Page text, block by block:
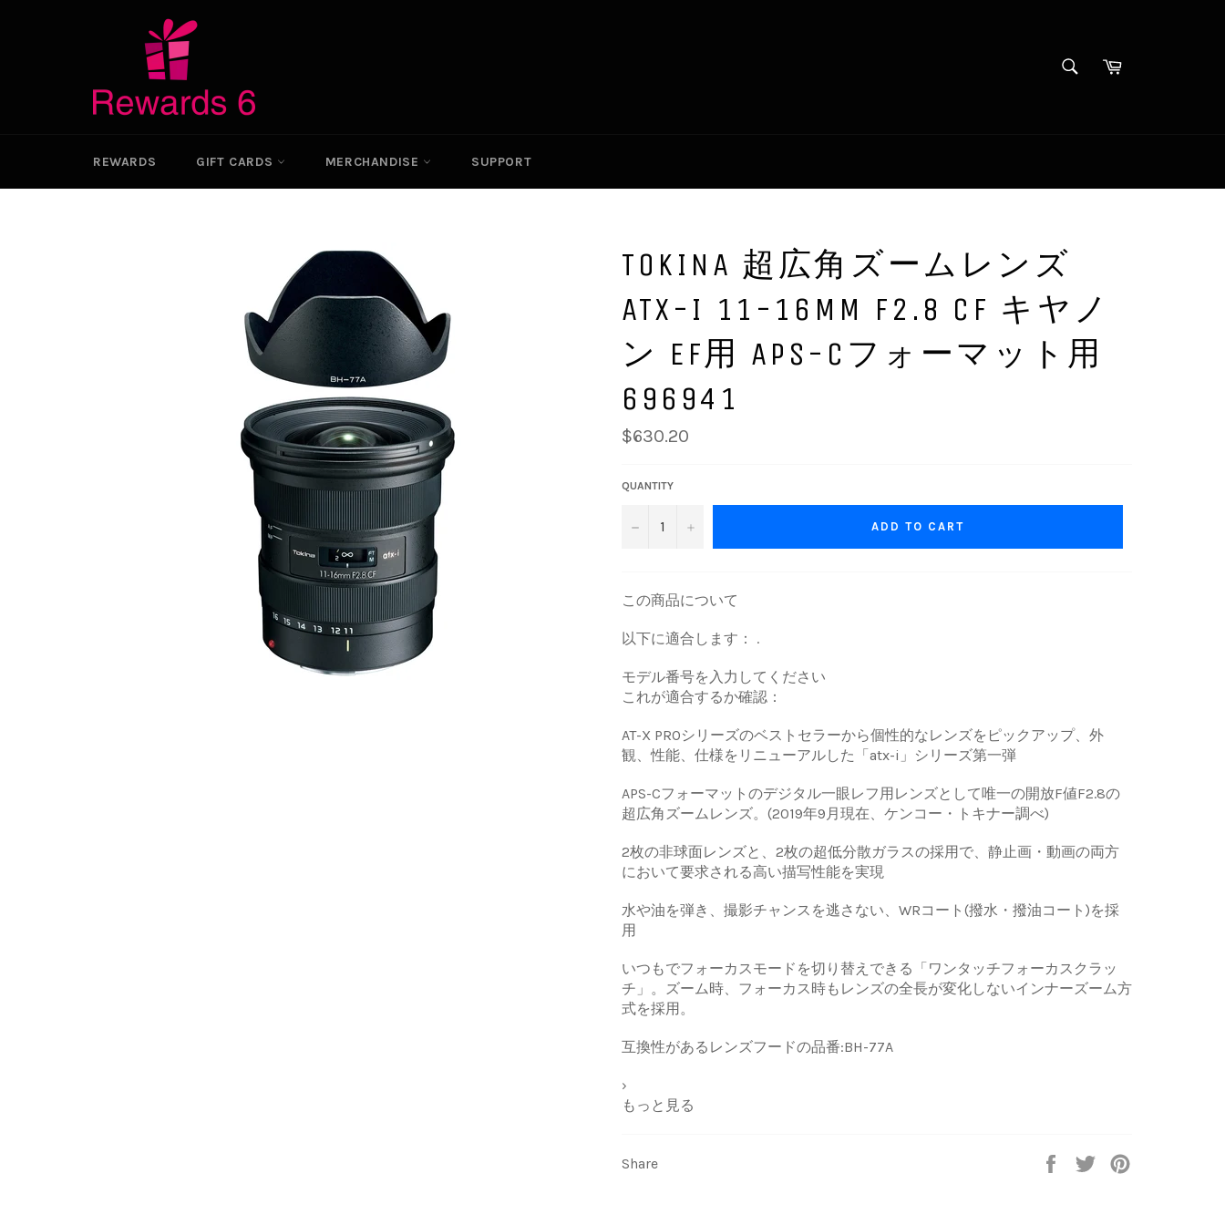
SEARCHCart
REWARDS GIFT CARDS MERCHANDISE SUPPORT
TOKINA 超広角ズームレンズ
ATX-I 11-16MM F2.8 CF キヤノ
ン EF用 APS-Cフォーマット用
696941
Regular
price
$630.20
QUANTITY
− + ADD TO CART
この商品について
以下に適合します： .
モデル番号を入力してください
これが適合するか確認：
AT-X PROシリーズのベストセラーから個性的なレンズをピックアップ、外
観、性能、仕様をリニューアルした「atx-i」シリーズ第一弾
APS-Cフォーマットのデジタル一眼レフ用レンズとして唯一の開放F値F2.8の
超広角ズームレンズ。(2019年9月現在、ケンコー・トキナー調べ)
2枚の非球面レンズと、2枚の超低分散ガラスの採用で、静止画・動画の両方
において要求される高い描写性能を実現
水や油を弾き、撮影チャンスを逃さない、WRコート(撥水・撥油コート)を採
用
いつもでフォーカスモードを切り替えできる「ワンタッチフォーカスクラッ
チ」。ズーム時、フォーカス時もレンズの全長が変化しないインナーズーム方
式を採用。
互換性があるレンズフードの品番:BH-77A
›
もっと見る
Share
Share
Tweet